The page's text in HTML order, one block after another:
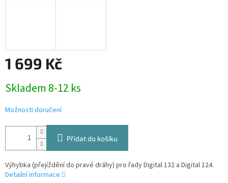
1 699 Kč
cena:
Skladem 8-12 ks
Možnosti doručení
Přidat do košíku
Výhybka (přejíždění do pravé dráhy) pro řady Digital 132 a Digital 124.
Detailní informace